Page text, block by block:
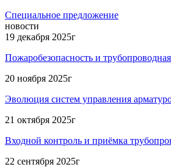
Специальное предложение
новости
19 декабря 2025г
Пожаробезопасность и
20 ноября 2025г
Эволюция систем управления
21 октября 2025г
Входной контроль и приёмка
22 сентября 2025г